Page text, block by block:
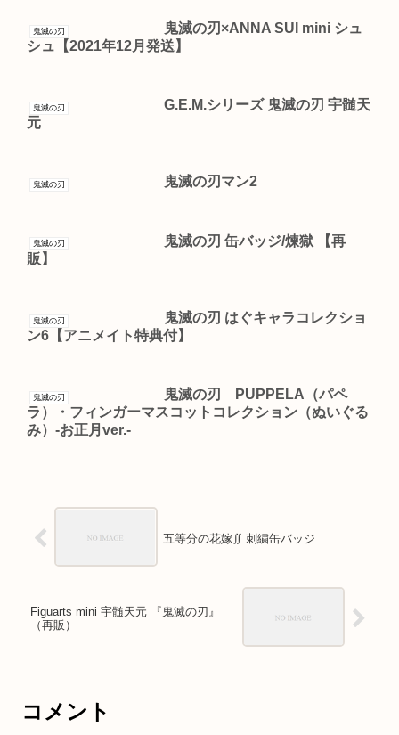
鬼滅の刃
鬼滅の刃×ANNA SUI mini シュ
シュ【2021年12月発送】
鬼滅の刃
G.E.M.シリーズ 鬼滅の刃 宇髄天
元
鬼滅の刃 鬼滅の刃マン2
鬼滅の刃
鬼滅の刃 缶バッジ/煉獄 【再
販】
鬼滅の刃
鬼滅の刃 はぐキャラコレクショ
ン6【アニメイト特典付】
鬼滅の刃
鬼滅の刃 PUPPELA（パペ
ラ）・フィンガーマスコットコレクション（ぬいぐる
み）-お正月ver.-
五等分の花嫁∬ 刺繍缶バッジ
Figuarts mini 宇髄天元 『鬼滅の刃』
（再販）
コメント